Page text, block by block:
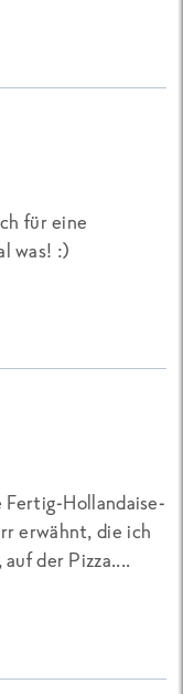
für eine
was! :)
Fertig-Hollandaise-
erwähnt, die ich
der Pizza....